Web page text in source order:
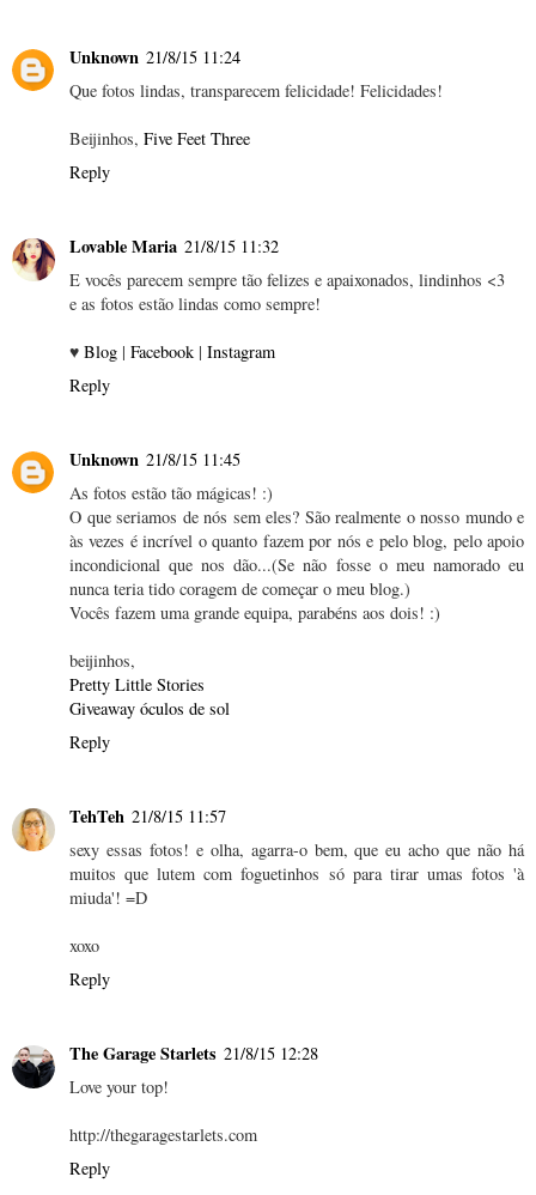
Unknown 21/8/15 11:24
Que fotos lindas, transparecem felicidade! Felicidades!
Beijinhos, Five Feet Three
Reply
Lovable Maria 21/8/15 11:32
E vocês parecem sempre tão felizes e apaixonados, lindinhos <3
e as fotos estão lindas como sempre!
♥ Blog | Facebook | Instagram
Reply
Unknown 21/8/15 11:45
As fotos estão tão mágicas! :)
O que seriamos de nós sem eles? São realmente o nosso mundo e
às vezes é incrível o quanto fazem por nós e pelo blog, pelo apoio
incondicional que nos dão...(Se não fosse o meu namorado eu
nunca teria tido coragem de começar o meu blog.)
Vocês fazem uma grande equipa, parabéns aos dois! :)
beijinhos,
Pretty Little Stories
Giveaway óculos de sol
Reply
TehTeh 21/8/15 11:57
sexy essas fotos! e olha, agarra-o bem, que eu acho que não há
muitos que lutem com foguetinhos só para tirar umas fotos 'à
miuda'! =D
xoxo
Reply
The Garage Starlets 21/8/15 12:28
Love your top!
http://thegaragestarlets.com
Reply